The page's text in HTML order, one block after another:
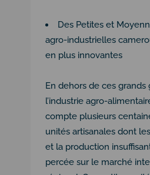
Des Petites et
agro-industrielles
en plus innovantes
En dehors de ces grands
l’industrie agro-
compte plusieurs
unités artisanales dont
et la production
percée sur le marché